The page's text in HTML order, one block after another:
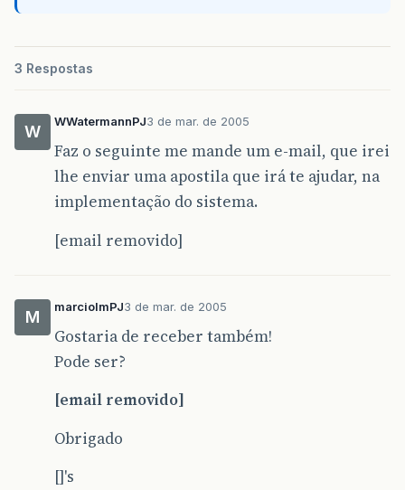
3 Respostas
W
WWatermannPJ3 de mar. de 2005
Faz o seguinte me mande um e-mail, que irei
lhe enviar uma apostila que irá te ajudar, na
implementação do sistema.
[email removido]
M
marciolmPJ3 de mar. de 2005
Gostaria de receber também!
Pode ser?
[email removido]
Obrigado
[]'s